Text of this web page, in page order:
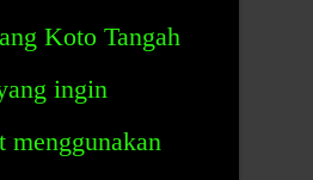
Koto Tangah
ingin
menggunakan